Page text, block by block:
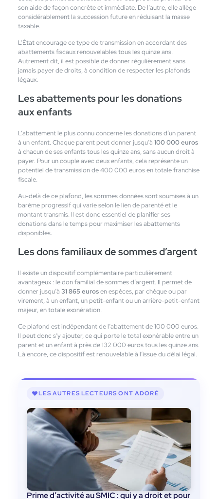
son aide de façon concrète et immédiate. De l’autre, elle allège
considérablement la succession future en réduisant la masse
taxable.
L’État encourage ce type de transmission en accordant des
abattements fiscaux renouvelables tous les quinze ans.
Autrement dit, il est possible de donner régulièrement sans
jamais payer de droits, à condition de respecter les plafonds
légaux.
Les abattements pour les donations
aux enfants
L’abattement le plus connu concerne les donations d’un parent
à un enfant. Chaque parent peut donner jusqu’à 100 000 euros
à chacun de ses enfants tous les quinze ans, sans aucun droit à
payer. Pour un couple avec deux enfants, cela représente un
potentiel de transmission de 400 000 euros en totale franchise
fiscale.
Au-delà de ce plafond, les sommes données sont soumises à un
barème progressif qui varie selon le lien de parenté et le
montant transmis. Il est donc essentiel de planifier ses
donations dans le temps pour maximiser les abattements
disponibles.
Les dons familiaux de sommes d’argent
Il existe un dispositif complémentaire particulièrement
avantageux : le don familial de sommes d’argent. Il permet de
donner jusqu’à 31 865 eurosen espèces, par chèque ou par
virement, à un enfant, un petit-enfant ou un arrière-petit-enfant
majeur, en totale exonération.
Ce plafond est indépendant de l’abattement de 100 000 euros.
Il peut donc s’y ajouter, ce qui porte le total exonérable entre un
parent et un enfant à près de 132 000 euros tous les quinze ans.
Là encore, ce dispositif est renouvelable à l’issue du délai légal.
LES AUTRES LECTEURS ONT ADORÉ
Prime d’activité au SMIC : qui y a droit et pour